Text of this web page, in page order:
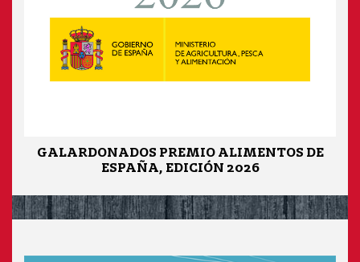
GALARDONADOS PREMIO ALIMENTOS DE
ESPAÑA, EDICIÓN 2026